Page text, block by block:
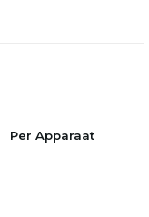
Per Apparaat